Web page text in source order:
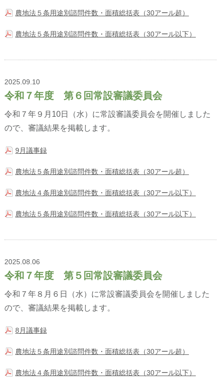
農地法５条用途別諮問件数・面積総括表（30アール超）
農地法５条用途別諮問件数・面積総括表（30アール以下）
2025.09.10
令和７年度 第６回常設審議委員会
令和７年９月10日（水）に常設審議委員会を開催しました
ので、審議結果を掲載します。
9月議事録
農地法５条用途別諮問件数・面積総括表（30アール超）
農地法４条用途別諮問件数・面積総括表（30アール以下）
農地法５条用途別諮問件数・面積総括表（30アール以下）
2025.08.06
令和７年度 第５回常設審議委員会
令和７年８月６日（水）に常設審議委員会を開催しました
ので、審議結果を掲載します。
8月議事録
農地法５条用途別諮問件数・面積総括表（30アール超）
農地法４条用途別諮問件数・面積総括表（30アール以下）